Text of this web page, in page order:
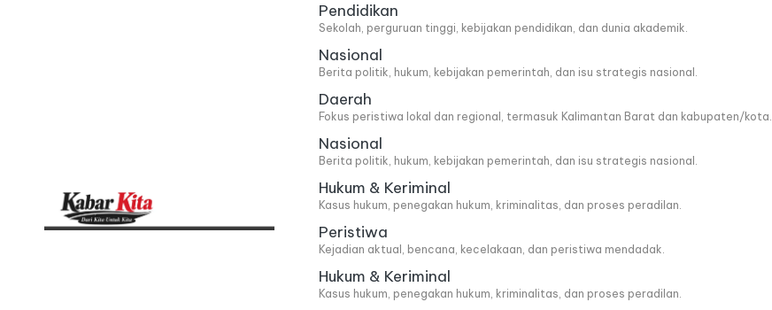
Pendidikan
Sekolah, perguruan tinggi, kebijakan pendidikan, dan dunia akademik.
Nasional
Berita politik, hukum, kebijakan pemerintah, dan isu strategis nasional.
Daerah
Fokus peristiwa lokal dan regional, termasuk Kalimantan Barat dan kabupaten/kota.
Nasional
Berita politik, hukum, kebijakan pemerintah, dan isu strategis nasional.
Hukum & Keriminal
Kasus hukum, penegakan hukum, kriminalitas, dan proses peradilan.
Peristiwa
Kejadian aktual, bencana, kecelakaan, dan peristiwa mendadak.
Hukum & Keriminal
Kasus hukum, penegakan hukum, kriminalitas, dan proses peradilan.